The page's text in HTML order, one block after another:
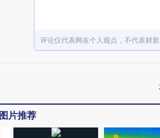
评论仅代表网友个人观点，不代表财
图片推荐